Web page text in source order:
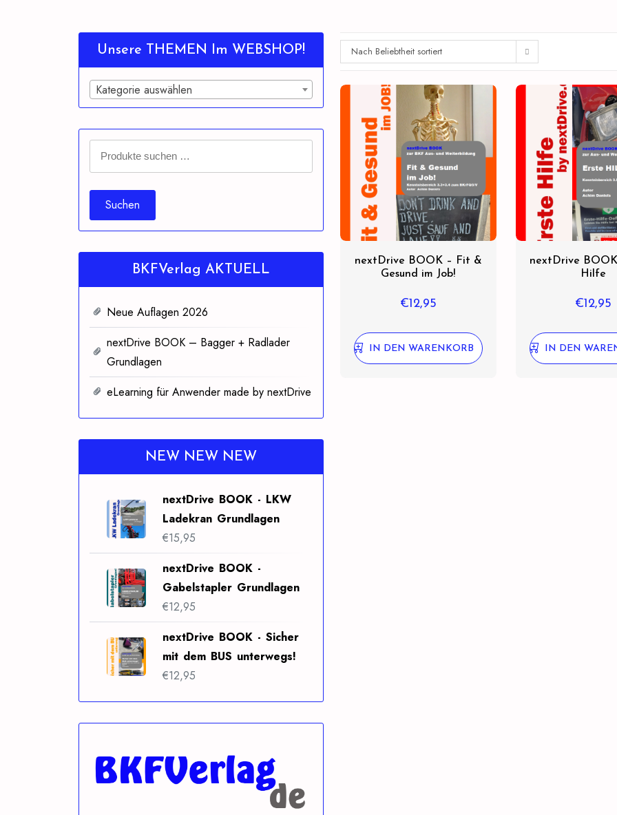
Nach Beliebtheit sortiert
nextDrive BOOK – Fit &
Gesund im Job!
€12,95
IN DEN WARENKORB
nextDrive
Hilfe
€12,95
IN DEN
Unsere THEMEN Im WEBSHOP!
Kategorie auswählen
Suchen
nach:
Suchen
BKFVerlag AKTUELL
Neue Auflagen 2026
nextDrive BOOK – Bagger + Radlader
Grundlagen
eLearning für Anwender made by nextDrive
NEW NEW NEW
nextDrive BOOK - LKW
Ladekran Grundlagen
€15,95
nextDrive BOOK -
Gabelstapler Grundlagen
€12,95
nextDrive BOOK - Sicher
mit dem BUS unterwegs!
€12,95